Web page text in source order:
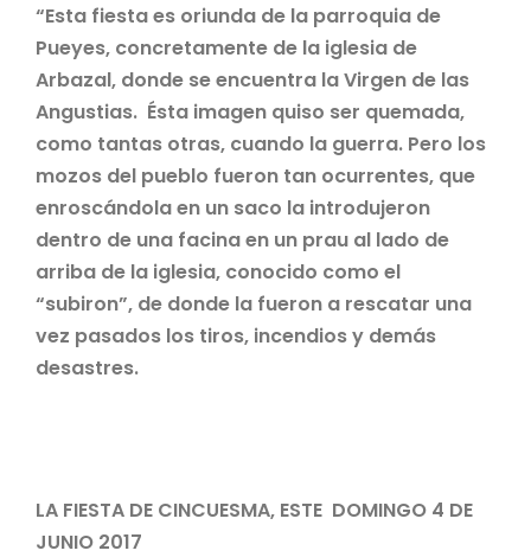
“Esta fiesta es oriunda de la parroquia de
Pueyes, concretamente de la iglesia de
Arbazal, donde se encuentra la Virgen de las
Angustias. Ésta imagen quiso ser quemada,
como tantas otras, cuando la guerra. Pero los
mozos del pueblo fueron tan ocurrentes, que
enroscándola en un saco la introdujeron
dentro de una facina en un prau al lado de
arriba de la iglesia, conocido como el
“subiron”, de donde la fueron a rescatar una
vez pasados los tiros, incendios y demás
desastres.
LA FIESTA DE CINCUESMA, ESTE DOMINGO 4 DE
JUNIO 2017